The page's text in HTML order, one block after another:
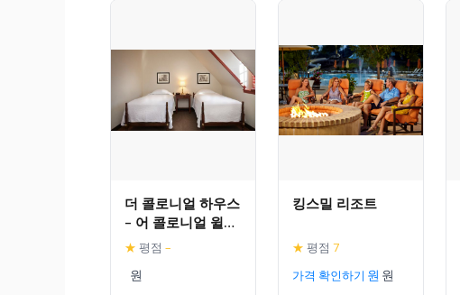
더 콜로니얼 하우스
– 어 콜로니얼 윌리
엄스버그 호텔
★ 평점 –
킹스밀 리조트
★ 평점 7
가격 확인하기